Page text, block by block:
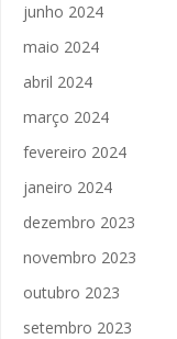
junho 2024
maio 2024
abril 2024
março 2024
fevereiro 2024
janeiro 2024
dezembro 2023
novembro 2023
outubro 2023
setembro 2023